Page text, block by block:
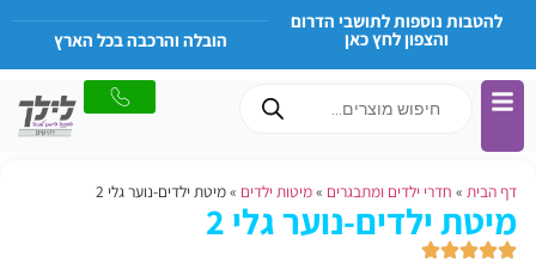
להטבות נוספות לתושבי הדרום
והצפון לחץ כאן הובלה והרכבה בכל הארץ
דף הבית » חדרי ילדים ומתבגרים »מיטות ילדים »מיטת ילדים-נוער גלי 2
מיטת ילדים-נוער גלי 2